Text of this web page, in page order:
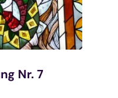
Nr. 7